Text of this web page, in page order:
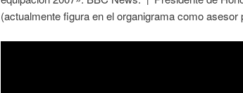
(actualmente figura en el organigrama como asesor